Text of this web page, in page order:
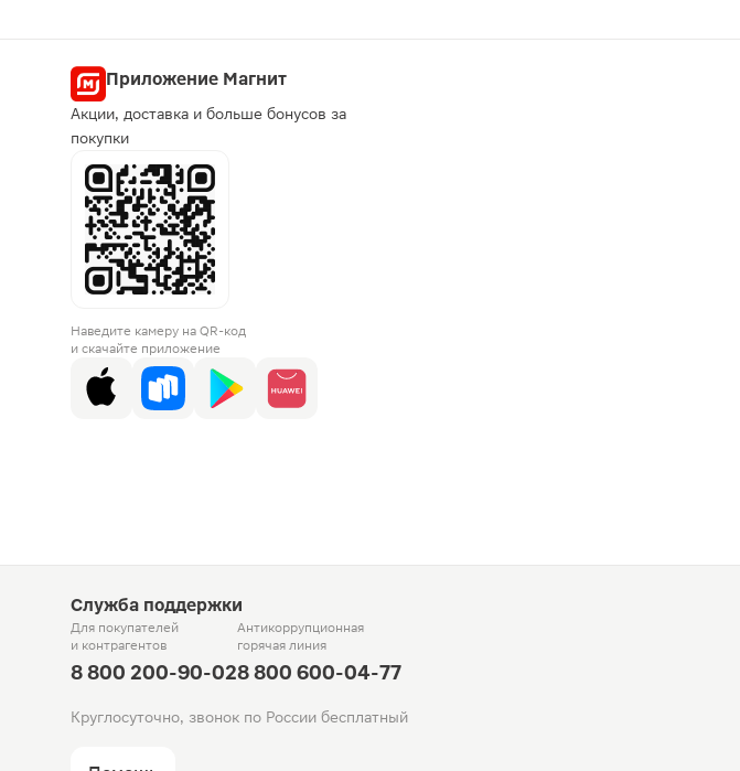
Приложение Магнит
Акции, доставка и больше бонусов за
покупки
Наведите камеру на QR-код
и скачайте приложение
Служба поддержки
Для покупателей
и контрагентов
8 800 200-90-02
Антикоррупционная
горячая линия
8 800 600-04-77
Круглосуточно, звонок по России бесплатный